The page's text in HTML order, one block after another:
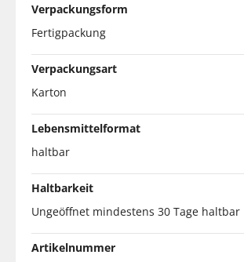
Verpackungsform
Fertigpackung
Verpackungsart
Karton
Lebensmittelformat
haltbar
Haltbarkeit
Ungeöffnet mindestens 30 Tage haltbar
Artikelnummer